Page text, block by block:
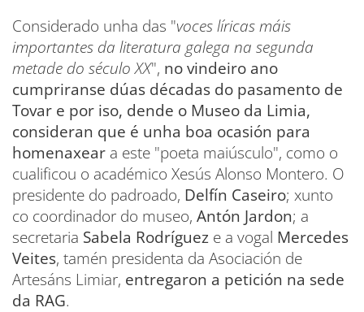
Considerado unha das "voces líricas máis
importantes da literatura galega na segunda
metade do século XX", no vindeiro ano
cumpriranse dúas décadas do pasamento de
Tovar e por iso, dende o Museo da Limia,
consideran que é unha boa ocasión para
homenaxear a este "poeta maiúsculo", como o
cualificou o académico Xesús Alonso Montero. O
presidente do padroado, Delfín Caseiro; xunto
co coordinador do museo, Antón Jardon; a
secretaria Sabela Rodríguez e a vogal Mercedes
Veites, tamén presidenta da Asociación de
Artesáns Limiar, entregaron a petición na sede
da RAG.